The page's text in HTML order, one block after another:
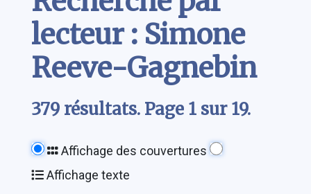
lecteur : Simone
Reeve-Gagnebin
379 résultats. Page 1 sur 19.
Affichage des couvertures
Affichage texte